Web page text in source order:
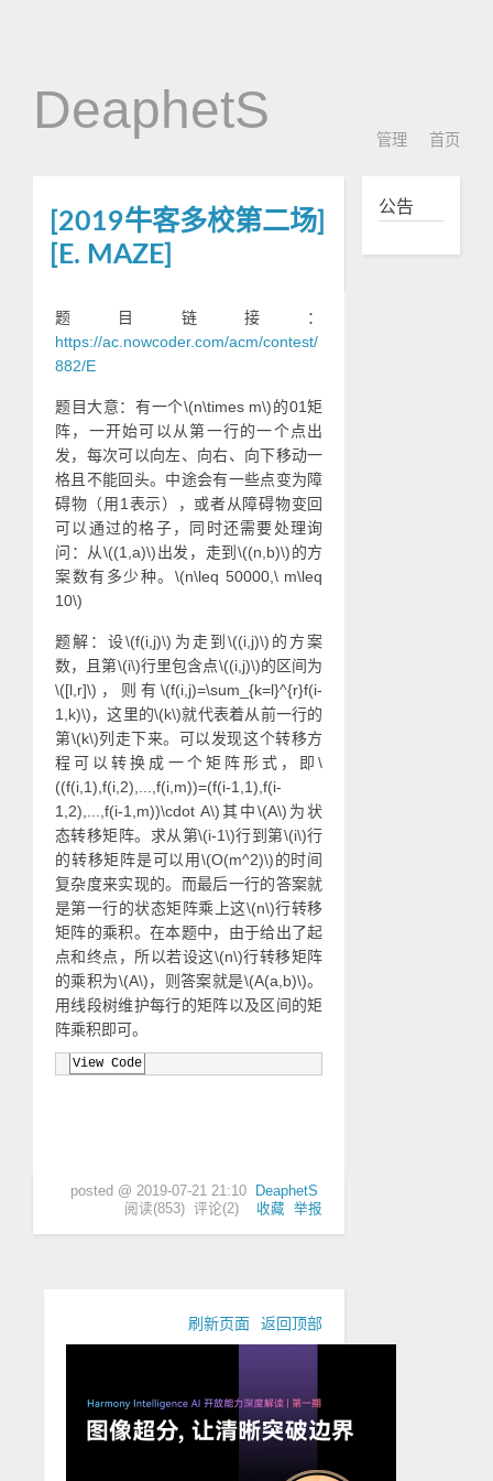
DeaphetS
首页
管理
[2019牛客多校第二场]
[E. MAZE]
题目链接：
https://ac.nowcoder.com/acm/contest/
882/E
题目大意：有一个\(n\times m\)的01矩
阵，一开始可以从第一行的一个点出
发，每次可以向左、向右、向下移动一
格且不能回头。中途会有一些点变为障
碍物（用1表示），或者从障碍物变回
可以通过的格子，同时还需要处理询
问：从\((1,a)\)出发，走到\((n,b)\)的方
案数有多少种。\(n\leq 50000,\ m\leq
10\)
题解：设\(f(i,j)\)为走到\((i,j)\)的方案
数，且第\(i\)行里包含点\((i,j)\)的区间为
\([l,r]\)，则有\(f(i,j)=\sum_{k=l}^{r}f(i-
1,k)\)，这里的\(k\)就代表着从前一行的
第\(k\)列走下来。可以发现这个转移方
程可以转换成一个矩阵形式，即\
((f(i,1),f(i,2),...,f(i,m))=(f(i-1,1),f(i-
1,2),...,f(i-1,m))\cdot A\)其中\(A\)为状
态转移矩阵。求从第\(i-1\)行到第\(i\)行
的转移矩阵是可以用\(O(m^2)\)的时间
复杂度来实现的。而最后一行的答案就
是第一行的状态矩阵乘上这\(n\)行转移
矩阵的乘积。在本题中，由于给出了起
点和终点，所以若设这\(n\)行转移矩阵
的乘积为\(A\)，则答案就是\(A(a,b)\)。
用线段树维护每行的矩阵以及区间的矩
阵乘积即可。
View Code
posted @2019-07-21 21:10
DeaphetS
阅读(853) 评论(2) 收藏 举报
刷新页面 返回顶部
公告